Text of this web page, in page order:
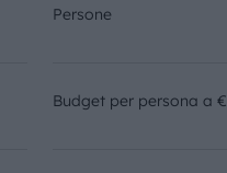
Persone
Budget per persona a €